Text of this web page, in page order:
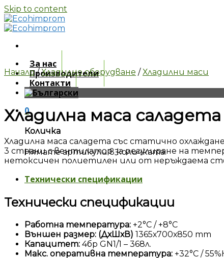
Skip to content
За нас
Производители
Контакти
0
Количка
Нямате артикули в количката.
Начало / Хладилно оборудване / Хладилни маси
Хладилна маса
Хладилна маса саладета със статично
3 страни с вентилатор за регулиране на
нетоксичен полиетилен или от неръждаема
Технически спецификации
Технически спецификации
Работна температура: +2°С / +8°С
Външен размер: (ДхШхВ) 1365х700х850 mm
Капацитет: 4бр GN1/1 – 368л.
Макс. оперативна температура: +32°С /